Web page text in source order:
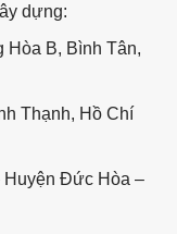
dựng:
Hòa B, Bình Tân,
Thạnh, Hồ Chí
Huyện Đức Hòa –